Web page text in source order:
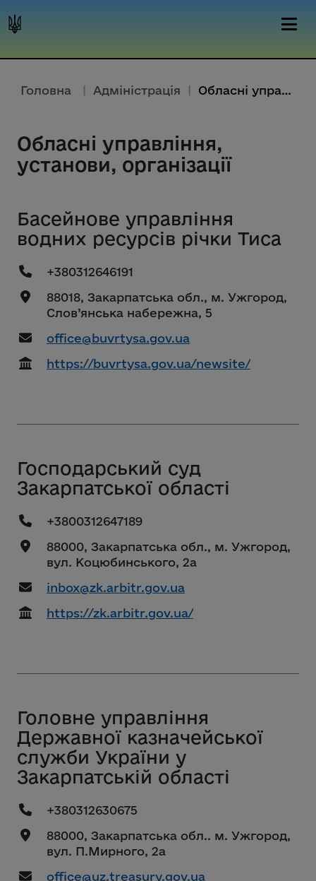
Головна | Адміністрація | Обласні управління, установи, організації
Обласні управління,
установи, організації
Басейнове управління
водних ресурсів річки Тиса
+380312646191
88018, Закарпатська обл., м. Ужгород,
Слов’янська набережна, 5
office@buvrtysa.gov.ua
https://buvrtysa.gov.ua/newsite/
Господарський суд
Закарпатської області
+3800312647189
88000, Закарпатська обл., м. Ужгород,
вул. Коцюбинського, 2а
inbox@zk.arbitr.gov.ua
https://zk.arbitr.gov.ua/
Головне управління
Державної казначейської
служби України у
Закарпатській області
+380312630675
88000, Закарпатська обл.. м. Ужгород,
вул. П.Мирного, 2а
office@uz.treasury.gov.ua